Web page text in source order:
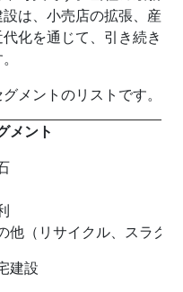
は、小売店の拡張、産
化を通じて、引き続き
メントのリストです。
メント
他（リサイクル、スラグ）
建設